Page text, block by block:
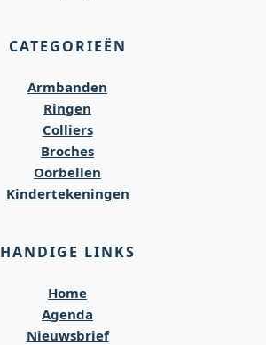
CATEGORIEËN
Armbanden
Ringen
Colliers
Broches
Oorbellen
Kindertekeningen
HANDIGE LINKS
Home
Agenda
Nieuwsbrief